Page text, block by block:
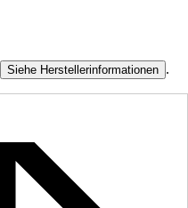
Siehe Herstellerinformationen .